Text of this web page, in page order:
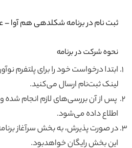
ثبت نام در برنامه شکلدهی هم آوا –
نحوه شرکت در برنامه
ابتدا درخواست خود را برای پلتفرم
لینک ثبت‌نام ارسال می‌کنید.
پس از آن بررسی‌های لازم انجام شده
اطلاع داده می‌شود.
در صورت پذیرش، به بخش سرآغاز
این بخش رایگان خواهدبود.